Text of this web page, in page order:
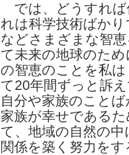
では、どうすれば
れは科学技術ばか
などさまざまな智
て未来の地球のた
の智恵のことを私
て20年間ずっと訴
自分や家族のこと
家族が幸せである
て、地域の自然の
関係を築く努力を